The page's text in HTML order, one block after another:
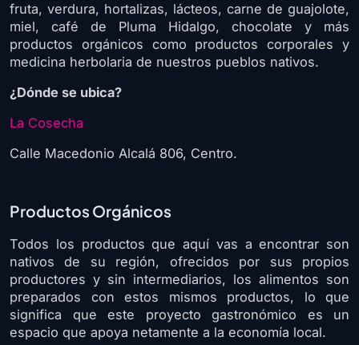
fruta, verdura, hortalizas, lácteos, carne de guajolote,
miel, café de Pluma Hidalgo, chocolate y más
productos orgánicos como productos corporales y
medicina herbolaria de nuestros pueblos nativos.
¿Dónde se ubica?
La Cosecha
Calle Macedonio Alcalá 806, Centro.
Productos Orgánicos
Todos los productos que aquí vas a encontrar son
nativos de su región, ofrecidos por sus propios
productores y sin intermediarios, los alimentos son
preparados con estos mismos productos, lo que
significa que este proyecto gastronómico es un
espacio que apoya netamente a la economía local.